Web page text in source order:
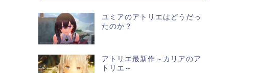
ユミアのアトリエはどうだっ
たのか？
アトリエ最新作～カリアのア
トリエ～